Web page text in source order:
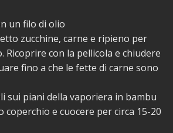
un filo di olio
zucchine, carne e ripieno per
con la pellicola e chiudere
fino a che le fette di carne sono
sui piani della vaporiera in bambu
coperchio e cuocere per circa 15-20